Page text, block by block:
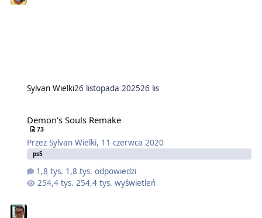
Sylvan Wielki26 listopada 202526 lis
Demon's Souls Remake
73
Przez Sylvan Wielki, 11 czerwca 2020
ps5
1,8 tys. odpowiedzi
254,4 tys. wyświetleń